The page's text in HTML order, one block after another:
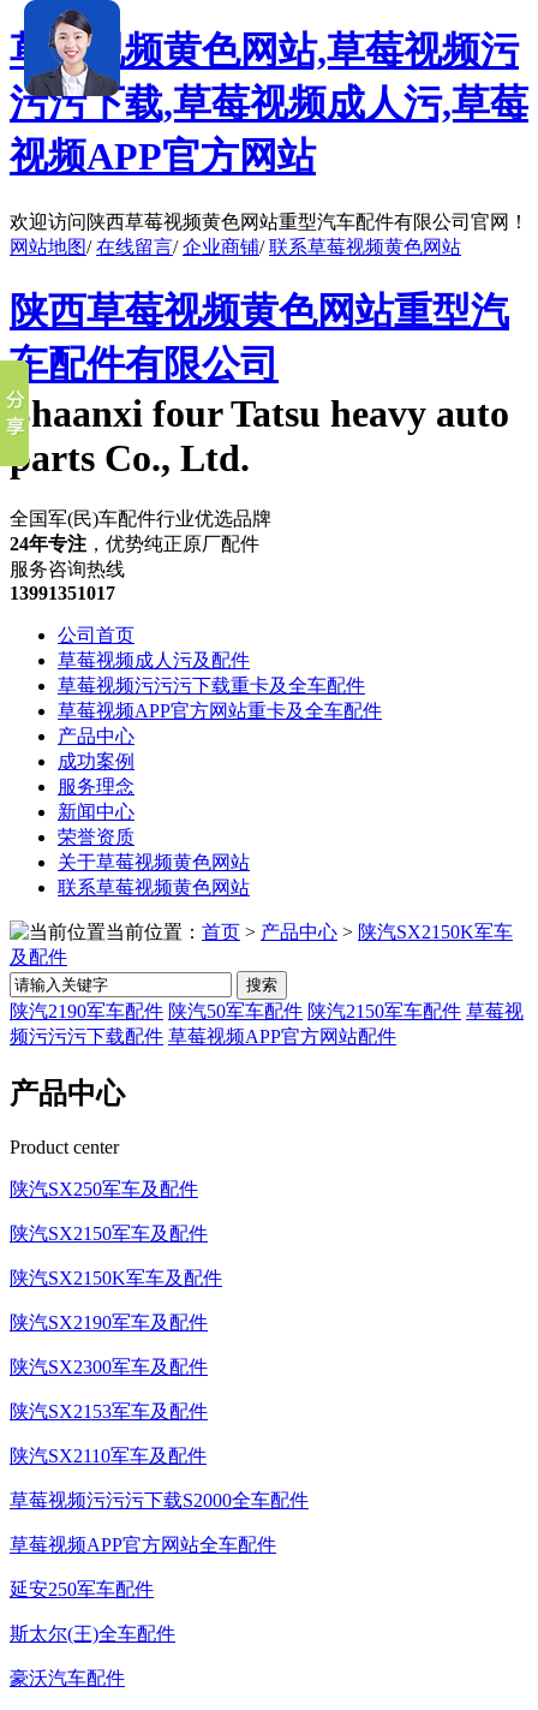
草莓视频黄色网站,草莓视频污
污污下载,草莓视频成人污,草莓
视频APP官方网站
欢迎访问陕西草莓视频黄色网站重型汽车配件有限公司官网！
网站地图/在线留言/企业商铺/联系草莓视频黄色网站
陕西草莓视频黄色网站重型汽
车配件有限公司
Shaanxi four Tatsu heavy auto
parts Co., Ltd.
全国军(民)车配件行业优选品牌
24年专注 ，优势纯正原厂配件
服务咨询热线
13991351017
公司首页
草莓视频成人污及配件
草莓视频污污污下载重卡及全车配件
草莓视频APP官方网站重卡及全车配件
产品中心
成功案例
服务理念
新闻中心
荣誉资质
关于草莓视频黄色网站
联系草莓视频黄色网站
当前位置： 首页 > 产品中心 > 陕汽SX2150K军车
及配件
搜索
陕汽2190军车配件 陕汽50军车配件 陕汽2150军车配件 草莓视
频污污污下载配件 草莓视频APP官方网站配件
产品中心
Product center
陕汽SX250军车及配件
陕汽SX2150军车及配件
陕汽SX2150K军车及配件
陕汽SX2190军车及配件
陕汽SX2300军车及配件
陕汽SX2153军车及配件
陕汽SX2110军车及配件
草莓视频污污污下载S2000全车配件
草莓视频APP官方网站全车配件
延安250军车配件
斯太尔(王)全车配件
豪沃汽车配件